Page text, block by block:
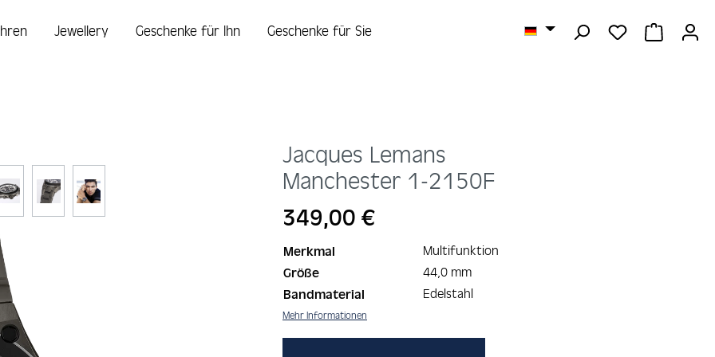
DU HAST 0
Jewellery Geschenke für Ihn Geschenke für Sie
Jacques Lemans
Manchester 1-2150F
Regulärer Preis:
349,00 €
Merkmal Multifunktion
Größe 44,0 mm
Bandmaterial Edelstahl
Mehr Informationen